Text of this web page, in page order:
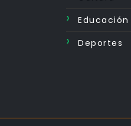
Educación
Deportes